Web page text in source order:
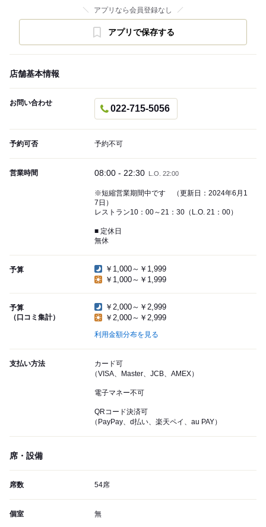
アプリなら会員登録なし
アプリで保存する
店舗基本情報
お問い合わせ
022-715-5056
予約可否 予約不可
営業時間 08:00 - 22:30 L.O. 22:00
※短縮営業期間中です （更新日：2024年6月1
7日）
レストラン10：00～21：30（L.O. 21：00）
■ 定休日
無休
予算
￥1,000～￥1,999
￥1,000～￥1,999
予算
（口コミ集計）
￥2,000～￥2,999
￥2,000～￥2,999
利用金額分布を見る
支払い方法
カード可
（VISA、Master、JCB、AMEX）
電子マネー不可
QRコード決済可
（PayPay、d払い、楽天ペイ、au PAY）
席・設備
席数 54席
個室 無